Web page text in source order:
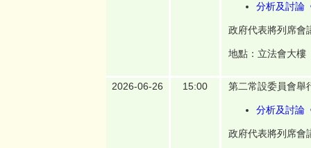
分析及討論
政府代表將列席會
地點：立法會大樓
2026-06-26 15:00 第二常設委員會舉
分析及討論
政府代表將列席會